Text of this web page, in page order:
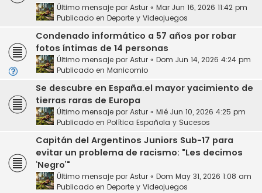
Último mensaje por Astur « Mar Jun 16, 2026 11:42 pm
Publicado en Deporte y Videojuegos
Condenado informático a 57 años por robar
fotos íntimas de 14 personas
Último mensaje por Astur « Dom Jun 14, 2026 4:24 pm
Publicado en Manicomio
Se descubre en España.el mayor yacimiento de
tierras raras de Europa
Último mensaje por Astur « Mié Jun 10, 2026 4:25 pm
Publicado en Política Española y Sucesos
Capitán del Argentinos Juniors Sub-17 para
evitar un problema de racismo: "Les decimos
‘Negro’"
Último mensaje por Astur « Dom May 31, 2026 1:08 am
Publicado en Deporte y Videojuegos